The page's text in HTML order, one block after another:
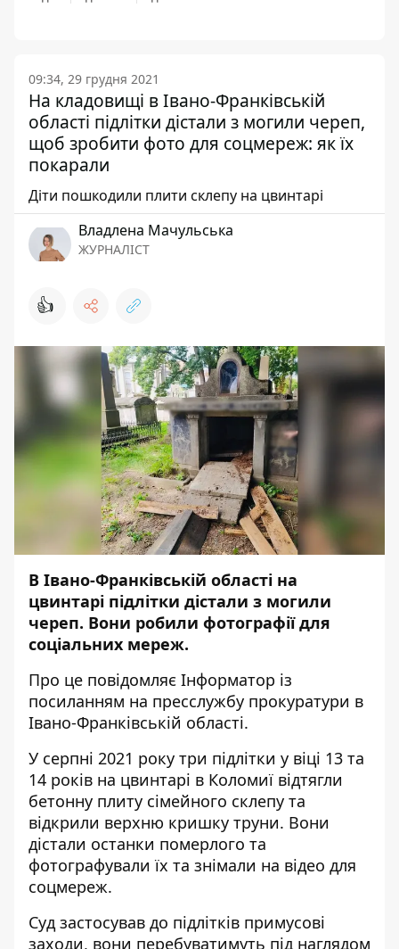
09:34, 29 грудня 2021
На кладовищі в Івано-Франківській
області підлітки дістали з могили череп,
щоб зробити фото для соцмереж: як їх
покарали
Діти пошкодили плити склепу на цвинтарі
Владлена Мачульська
ЖУРНАЛІСТ
👍
В Івано-Франківській області на
цвинтарі підлітки дістали з могили
череп. Вони робили фотографії для
соціальних мереж.
Про це повідомляє Інформатор із
посиланням на пресслужбу прокуратури в
Івано-Франківській області.
У серпні 2021 року три підлітки у віці 13 та
14 років на цвинтарі в Коломиї відтягли
бетонну плиту сімейного склепу та
відкрили верхню кришку труни. Вони
дістали останки померлого та
фотографували їх та знімали на відео для
соцмереж.
Суд застосував до підлітків примусові
заходи, вони перебуватимуть під наглядом